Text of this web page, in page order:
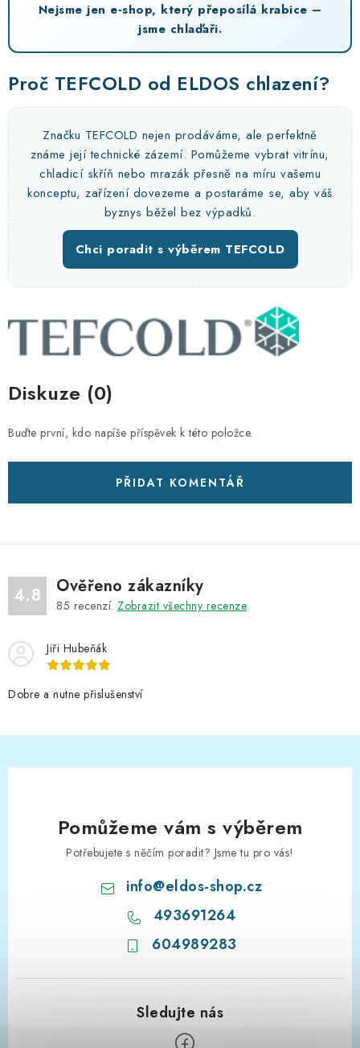
Nejsme jen e‑shop, který přeposílá krabice –
jsme chlaďaři.
Proč TEFCOLD od ELDOS chlazení?
Značku TEFCOLD nejen prodáváme, ale perfektně
známe její technické zázemí. Pomůžeme vybrat vitrínu,
chladicí skříň nebo mrazák přesně na míru vašemu
konceptu, zařízení dovezeme a postaráme se, aby váš
byznys běžel bez výpadků.
Chci poradit s výběrem TEFCOLD
Diskuze (0)
Buďte první, kdo napíše příspěvek k této položce.
PŘIDAT KOMENTÁŘ
4.8 Ověřeno zákazníky
85 recenzí. Zobrazit všechny recenze
Jiři Hubeňák
Dobre a nutne přislušenství
Pomůžeme vám s výběrem
Potřebujete s něčím poradit? Jsme tu pro vás!
info@eldos-shop.cz
493691264
604989283